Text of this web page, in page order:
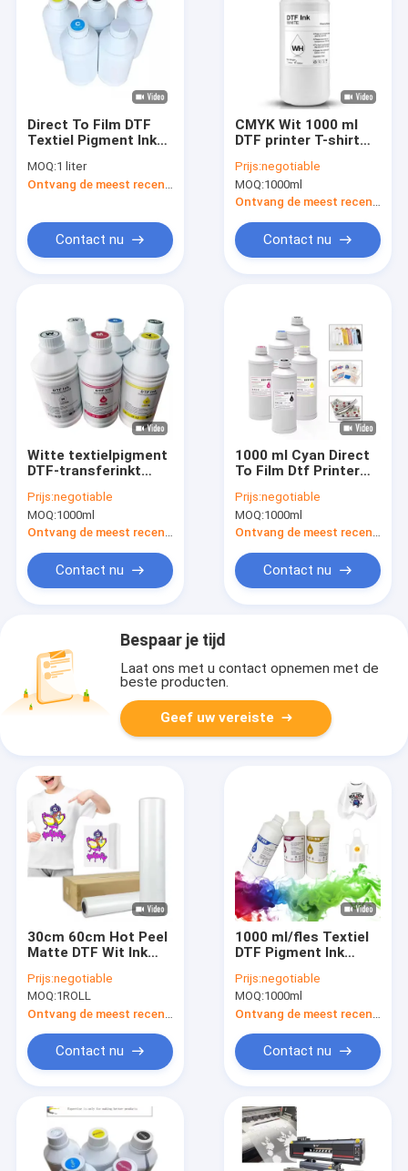
Direct To Film DTF
Textiel Pigment Ink
Transfer Printing
MOQ:1 liter
Contact nu
CMYK Wit 1000 ml
DTF printer T-shirt
Prijs:negotiable
MOQ:1000ml
Contact nu
Witte textielpigment
DTF-transferinkt
I3200
Prijs:negotiable
MOQ:1000ml
Ontvang de meest recente Prijs
Contact nu
1000 ml Cyan Direct
To Film Dtf Printer
Prijs:negotiable
MOQ:1000ml
Ontvang de meest recente Prijs
Contact nu
Bespaar je tijd
Laat ons met u contact opnemen met de
beste producten.
Geef uw vereiste
30cm 60cm Hot Peel
Matte DTF Wit Ink
Print Film
Prijs:negotiable
MOQ:1ROLL
Contact nu
1000 ml/fles Textiel
DTF Pigment Ink
Printing To DTF
Printer
Prijs:negotiable
MOQ:1000ml
Contact nu